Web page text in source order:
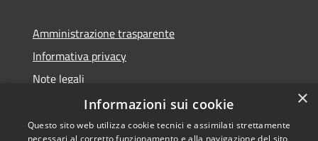
Amministrazione trasparente
Informativa privacy
Note legali
Dichiarazione di accessibilità
×
Informazioni sui cookie
Questo sito web utilizza cookie tecnici e assimilati strettamente
necessari al corretto funzionamento e alla navigazione del sito,